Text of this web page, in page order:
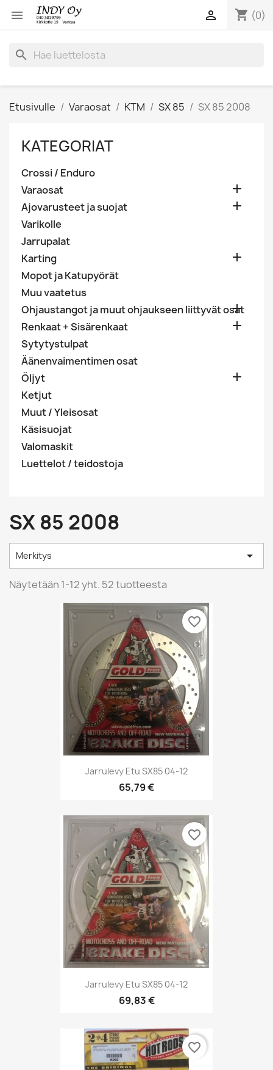
 shopping_cart (0)

search
Etusivulle Varaosat KTM SX 85 SX 85 2008
KATEGORIAT
Crossi / Enduro
Varaosat

Ajovarusteet ja suojat 
Varikolle
Jarrupalat
Karting

Mopot ja Katupyörät
Muu vaatetus
Ohjaustangot ja muut ohjaukseen liittyvät osat

Renkaat + Sisärenkaat 
Sytytystulpat
Äänenvaimentimen osat
Öljyt

Ketjut
Muut / Yleisosat
Käsisuojat
Valomaskit
Luettelot / teidostoja
SX 85 2008
Merkitys 
Näytetään 1-12 yht. 52 tuotteesta
Jarrulevy Etu SX85 04-12
65,79 €
favorite_border
Jarrulevy Etu SX85 04-12
69,83 €
favorite_border
favorite_border